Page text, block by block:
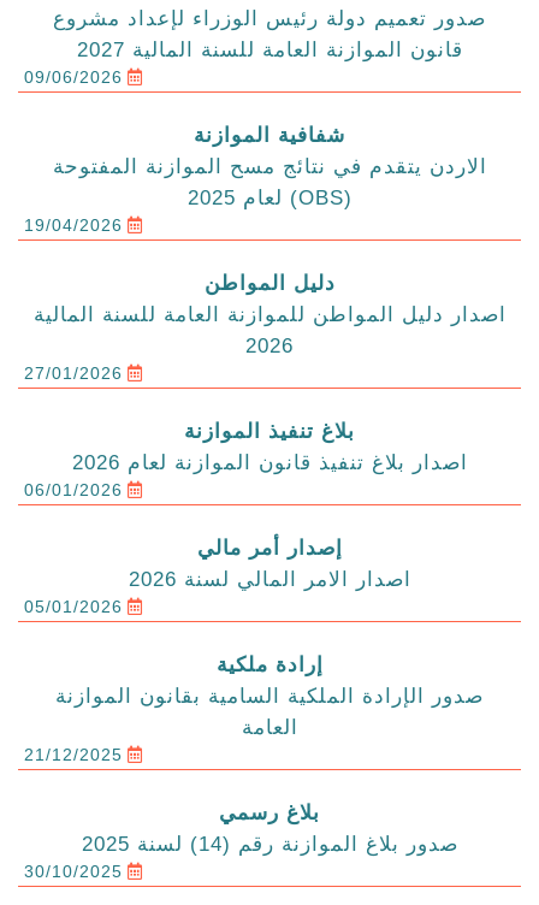
صدور تعميم دولة رئيس الوزراء لإعداد مشروع
قانون الموازنة العامة للسنة المالية 2027
09/06/2026
شفافية الموازنة
الاردن يتقدم في نتائج مسح الموازنة المفتوحة
(OBS) لعام 2025
19/04/2026
دليل المواطن
اصدار دليل المواطن للموازنة العامة للسنة المالية
2026
27/01/2026
بلاغ تنفيذ الموازنة
اصدار بلاغ تنفيذ قانون الموازنة لعام 2026
06/01/2026
إصدار أمر مالي
اصدار الامر المالي لسنة 2026
05/01/2026
إرادة ملكية
صدور الإرادة الملكية السامية بقانون الموازنة
العامة
21/12/2025
بلاغ رسمي
صدور بلاغ الموازنة رقم (14) لسنة 2025
30/10/2025